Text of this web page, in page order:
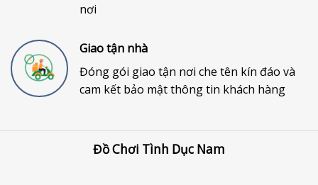
nơi
Giao tận nhà
Đóng gói giao tận nơi che tên kín đáo và
cam kết bảo mật thông tin khách hàng
Đồ Chơi Tình Dục Nam